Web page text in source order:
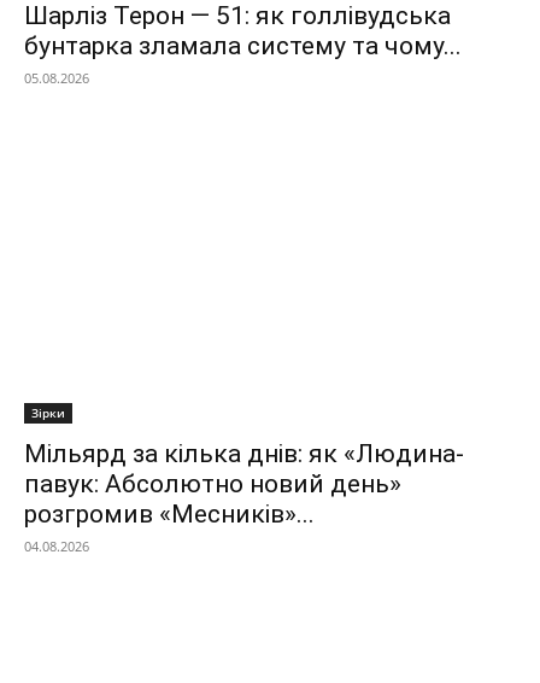
Шарліз Терон — 51: як голлівудська
бунтарка зламала систему та чому...
05.08.2026
Зірки
Мільярд за кілька днів: як «Людина-
павук: Абсолютно новий день»
розгромив «Месників»...
04.08.2026